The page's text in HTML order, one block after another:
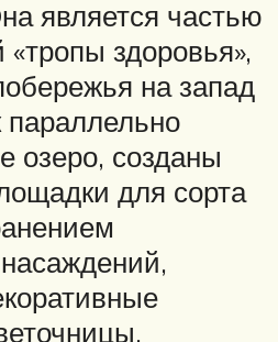
является частью
здоровья»,
на запад
параллельно
озеро, созданы
для сорта